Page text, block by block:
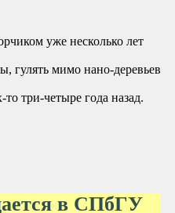
уже несколько лет
гулять мимо нано-деревьев
три-четыре года назад.
в СПбГУ